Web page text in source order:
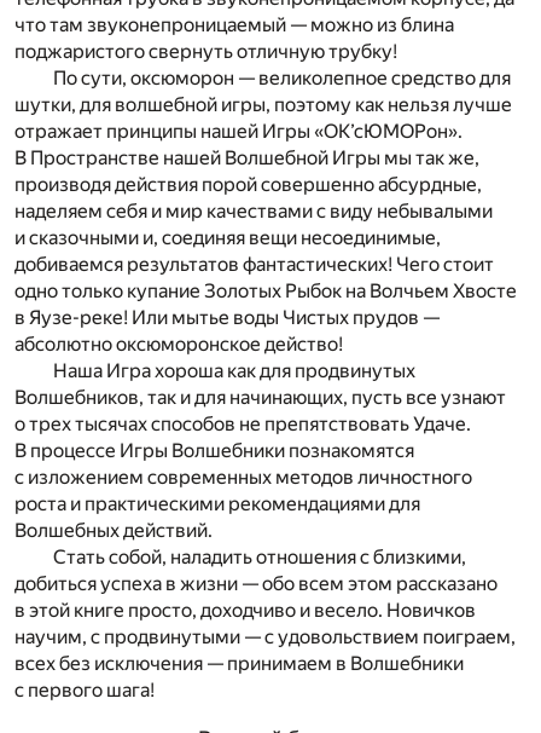
что там звуконепроницаемый — можно из блина
поджаристого свернуть отличную трубку!
По сути, оксюморон — великолепное средство для
шутки, для волшебной игры, поэтому как нельзя лучше
отражает принципы нашей Игры «ОК’сЮМОРон».
В Пространстве нашей Волшебной Игры мы так же,
производя действия порой совершенно абсурдные,
наделяем себя и мир качествами с виду небывалыми
и сказочными и, соединяя вещи несоединимые,
добиваемся результатов фантастических! Чего стоит
одно только купание Золотых Рыбок на Волчьем Хвосте
в Яузе-реке! Или мытье воды Чистых прудов —
абсолютно оксюморонское действо!
Наша Игра хороша как для продвинутых
Волшебников, так и для начинающих, пусть все узнают
о трех тысячах способов не препятствовать Удаче.
В процессе Игры Волшебники познакомятся
с изложением современных методов личностного
роста и практическими ре­ко­мендациями для
Волшебных действий.
Стать собой, наладить отношения с близкими,
добиться успеха в жизни — обо всем этом рассказано
в этой книге просто, доходчиво и весело. Новичков
научим, с продвинутыми — с удовольствием поиграем,
всех без исключения — принимаем в Волшебники
с первого шага!